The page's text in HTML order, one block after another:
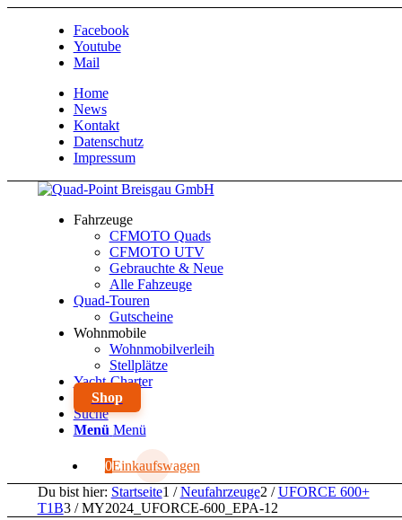
Facebook
Youtube
Mail
Home
News
Kontakt
Datenschutz
Impressum
Fahrzeuge
CFMOTO Quads
CFMOTO UTV
Gebrauchte & Neue
Alle Fahzeuge
Quad-Touren
Gutscheine
Wohnmobile
Wohnmobilverleih
Stellplätze
Yacht-Charter
Shop
Suche
Menü Menü
0Einkaufswagen
Du bist hier: Startseite1 / Neufahrzeuge2 / UFORCE 600+
T1B3 / MY2024_UFORCE-600_EPA-12